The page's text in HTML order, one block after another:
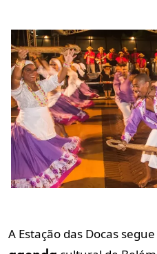
A Estação das Docas